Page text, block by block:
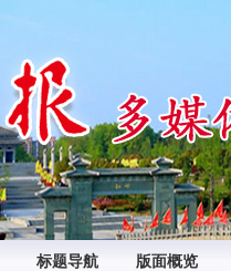
标题导航 版面概览